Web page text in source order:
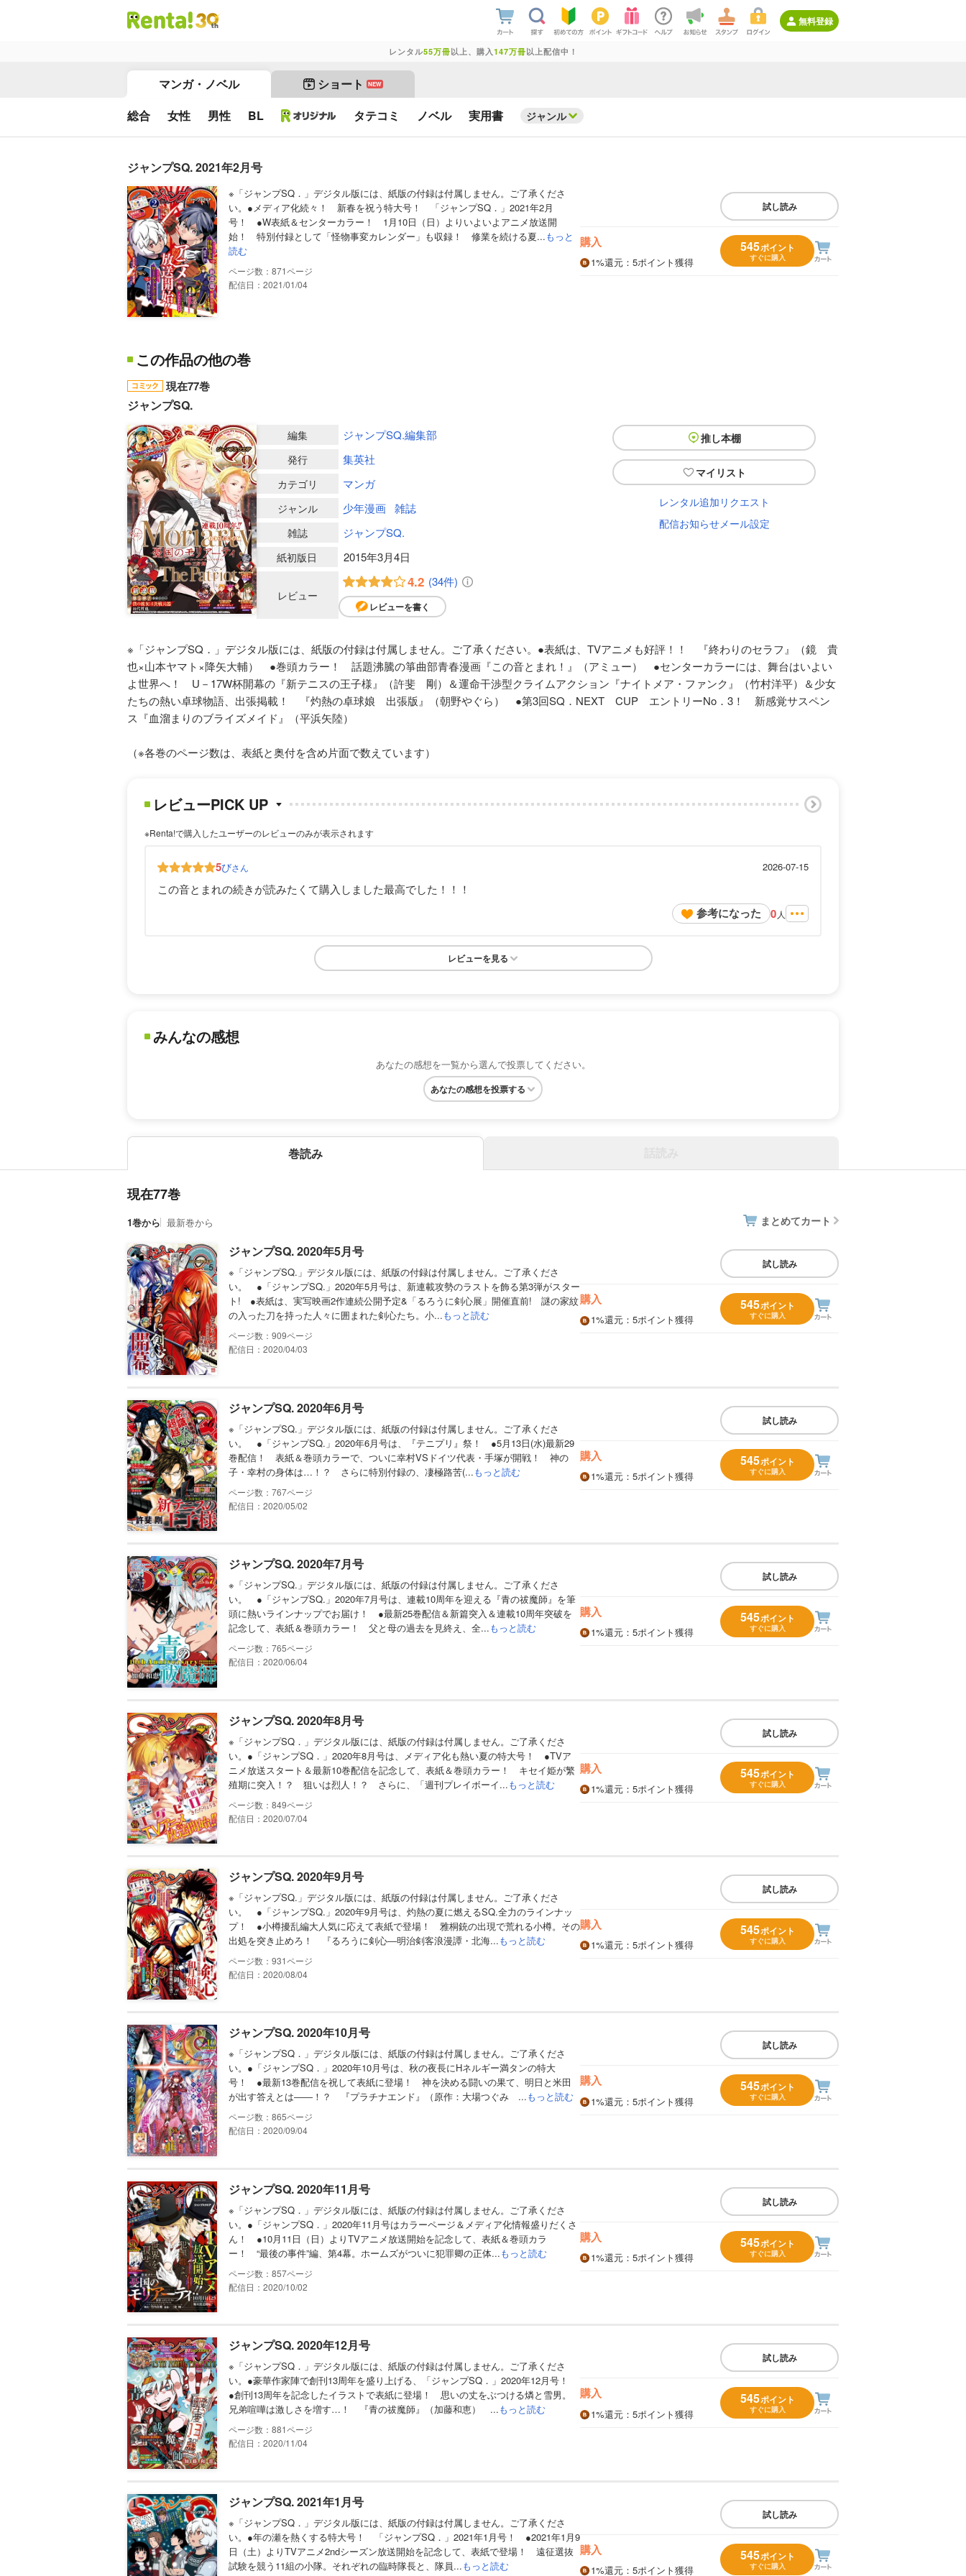
無料登録
レンタル55万冊以上、購入 147万冊以上配信中！
マンガ・ノベル ショート NEW
総合 女性 男性 BL タテコミ ノベル 実用書 ジャンル
ジャンプSQ. 2021年2月号
※「ジャンプSQ．」デジタル版には、紙版の付録は付属しません。ご了承くださ
い。●メディア化続々！ 新春を祝う特大号！ 「ジャンプSQ．」2021年2月
号！ ●W表紙＆センターカラー！ 1月10日（日）よりいよいよアニメ放送開
始！ 特別付録として「怪物事変カレンダー」も収録！ 修業を続ける夏...もっと
読む
871
配信日：2021/01/04
試し読み
購入
1%還元 ：5ポイント獲得
545ポイント
すぐに購入
この作品の他の巻
現在77巻
ジャンプSQ.
推し本棚
マイリスト
レンタル追加リクエスト
配信お知らせメール設定
編集 ジャンプSQ.編集部
発行 集英社
カテゴリ マンガ
ジャンル 少年漫画 雑誌
雑誌 ジャンプSQ.
紙初版日 2015年3月4日
レビュー
4.2 (34件)
レビューを書く
※「ジャンプSQ．」デジタル版には、紙版の付録は付属しません。ご了承ください。●表紙は、TVアニメも好評！！ 『終わりのセラフ』（鏡 貴
也×山本ヤマト×降矢大輔） ●巻頭カラー！ 話題沸騰の箏曲部青春漫画『この音とまれ！』（アミュー） ●センターカラーには、舞台はいよい
よ世界へ！ U－17W杯開幕の『新テニスの王子様』（許斐 剛）＆運命干渉型クライムアクション『ナイトメア・ファンク』（竹村洋平）＆少女
たちの熱い卓球物語、出張掲載！ 『灼熱の卓球娘 出張版』（朝野やぐら） ●第3回SQ．NEXT CUP エントリーNo．3！ 新感覚サスペン
ス『血溜まりのブライズメイド』（平浜矢陸）
（※各巻のページ数は、表紙と奥付を含め片面で数えています）
レビューPICK UP
※Renta!で購入したユーザーのレビューのみが表示されます
5びさん 2026-07-15
この音とまれの続きが読みたくて購入しました最高でした！！！
参考になった 0 人
レビューを見る
みんなの感想
あなたの感想を一覧から選んで投票してください。
あなたの感想を投票する
巻読み
現在77巻
1巻から 最新巻から まとめてカート
ジャンプSQ. 2020年5月号
※「ジャンプSQ.」デジタル版には、紙版の付録は付属しません。ご了承くださ
い。 ●「ジャンプSQ.」2020年5月号は、新連載攻勢のラストを飾る第3弾がスター
ト! ●表紙は、実写映画2作連続公開予定&「るろうに剣心展」開催直前! 謎の家紋
の入った刀を持った人々に囲まれた剣心たち。小...もっと読む
909
配信日：2020/04/03
試し読み
購入
1%還元 ：5ポイント獲得
545ポイント
すぐに購入
ジャンプSQ. 2020年6月号
※「ジャンプSQ.」デジタル版には、紙版の付録は付属しません。ご了承くださ
い。 ●「ジャンプSQ.」2020年6月号は、『テニプリ』祭！ ●5月13日(水)最新29
巻配信！ 表紙＆巻頭カラーで、ついに幸村VSドイツ代表・手塚が開戦！ 神の
子・幸村の身体は…！？ さらに特別付録の、凄極路苦(...もっと読む
767
配信日：2020/05/02
試し読み
購入
1%還元 ：5ポイント獲得
545ポイント
すぐに購入
ジャンプSQ. 2020年7月号
※「ジャンプSQ.」デジタル版には、紙版の付録は付属しません。ご了承くださ
い。 ●「ジャンプSQ.」2020年7月号は、連載10周年を迎える『青の祓魔師』を筆
頭に熱いラインナップでお届け！ ●最新25巻配信＆新篇突入＆連載10周年突破を
記念して、表紙＆巻頭カラー！ 父と母の過去を見終え、全...もっと読む
765
配信日：2020/06/04
試し読み
購入
1%還元 ：5ポイント獲得
545ポイント
すぐに購入
ジャンプSQ. 2020年8月号
※「ジャンプSQ．」デジタル版には、紙版の付録は付属しません。ご了承くださ
い。●「ジャンプSQ．」2020年8月号は、メディア化も熱い夏の特大号！ ●TVア
ニメ放送スタート＆最新10巻配信を記念して、表紙＆巻頭カラー！ キセイ姫が繁
殖期に突入！？ 狙いは烈人！？ さらに、「週刊プレイボーイ...もっと読む
849
配信日：2020/07/04
試し読み
購入
1%還元 ：5ポイント獲得
545ポイント
すぐに購入
ジャンプSQ. 2020年9月号
※「ジャンプSQ.」デジタル版には、紙版の付録は付属しません。ご了承くださ
い。 ●「ジャンプSQ.」2020年9月号は、灼熱の夏に燃えるSQ.全力のラインナッ
プ！ ●小樽擾乱編大人気に応えて表紙で登場！ 雅桐銃の出現で荒れる小樽。その
出処を突き止めろ！ 『るろうに剣心―明治剣客浪漫譚・北海...もっと読む
931
配信日：2020/08/04
試し読み
購入
1%還元 ：5ポイント獲得
545ポイント
すぐに購入
ジャンプSQ. 2020年10月号
※「ジャンプSQ．」デジタル版には、紙版の付録は付属しません。ご了承くださ
い。●「ジャンプSQ．」2020年10月号は、秋の夜長にHネルギー満タンの特大
号！ ●最新13巻配信を祝して表紙に登場！ 神を決める闘いの果て、明日と米田
が出す答えとは――！？ 『プラチナエンド』（原作：大場つぐみ ...もっと読む
865
配信日：2020/09/04
試し読み
購入
1%還元 ：5ポイント獲得
545ポイント
すぐに購入
ジャンプSQ. 2020年11月号
※「ジャンプSQ．」デジタル版には、紙版の付録は付属しません。ご了承くださ
い。●「ジャンプSQ．」2020年11月号はカラーページ＆メディア化情報盛りだくさ
ん！ ●10月11日（日）よりTVアニメ放送開始を記念して、表紙＆巻頭カラ
ー！ “最後の事件”編、第4幕。ホームズがついに犯罪卿の正体...もっと読む
857
配信日：2020/10/02
試し読み
購入
1%還元 ：5ポイント獲得
545ポイント
すぐに購入
ジャンプSQ. 2020年12月号
※「ジャンプSQ．」デジタル版には、紙版の付録は付属しません。ご了承くださ
い。●豪華作家陣で創刊13周年を盛り上げる、「ジャンプSQ．」2020年12月号！
●創刊13周年を記念したイラストで表紙に登場！ 思いの丈をぶつける燐と雪男。
兄弟喧嘩は激しさを増す…！ 『青の祓魔師』（加藤和恵） ...もっと読む
881
配信日：2020/11/04
試し読み
購入
1%還元 ：5ポイント獲得
545ポイント
すぐに購入
ジャンプSQ. 2021年1月号
※「ジャンプSQ．」デジタル版には、紙版の付録は付属しません。ご了承くださ
い。●年の瀬を熱くする特大号！ 「ジャンプSQ．」2021年1月号！ ●2021年1月9
日（土）よりTVアニメ2ndシーズン放送開始を記念して、表紙で登場！ 遠征選抜
試験を競う11組の小隊。それぞれの臨時隊長と、隊員...もっと読む
試し読み
購入
1%還元 ：5ポイント獲得
545ポイント
すぐに購入